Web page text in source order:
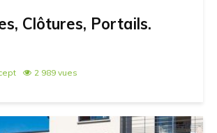
Clôtures, Portails.
2 989 vues